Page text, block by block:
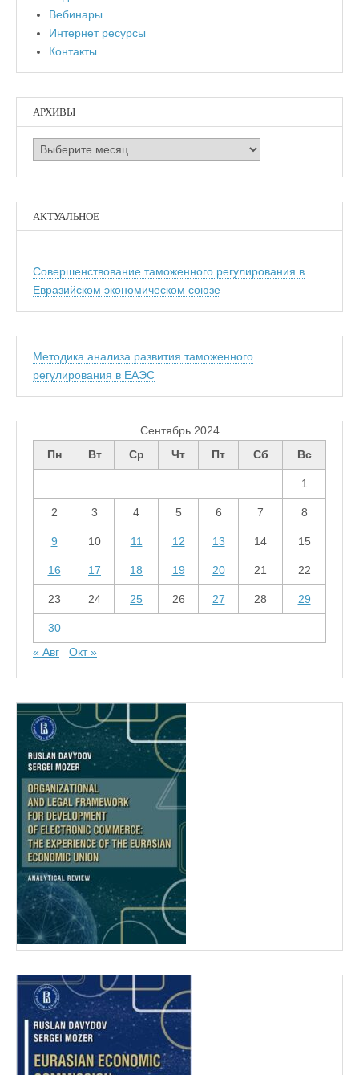
Вебинары
Интернет ресурсы
Контакты
АРХИВЫ
Архивы
АКТУАЛЬНОЕ
Совершенствование таможенного регулирования в
Евразийском экономическом союзе
Методика анализа развития таможенного
регулирования в ЕАЭС
Сентябрь 2024
Пн
Вт Ср Чт Пт Сб Вс
1
2 3 4 5 6 7 8
9 10 11 12 13 14 15
16 17 18 19 20 21 22
23 24 25 26 27 28 29
30
« Авг
Окт »